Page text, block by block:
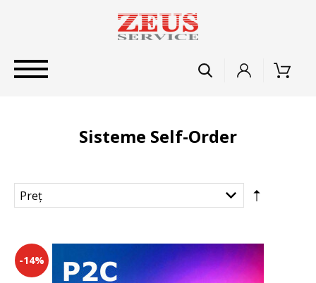
Sisteme Self-Order
-14%